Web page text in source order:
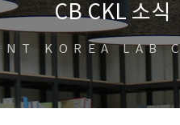
CB CKL 소식
KOREA LAB